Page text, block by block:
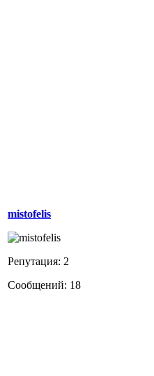
mistofelis
Репутация: 2
Сообщений: 18